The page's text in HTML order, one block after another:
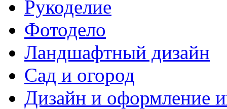
Рукоделие
Фотодело
Ландшафтный дизайн
Сад и огород
Дизайн и оформление